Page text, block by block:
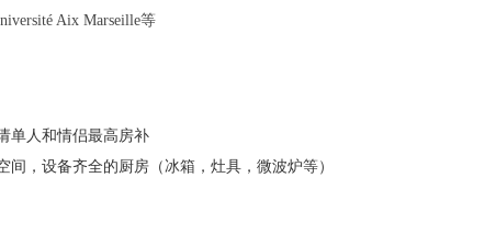
Aix Marseille等
单人和情侣最高房补
，设备齐全的厨房（冰箱，灶具，微波炉等）